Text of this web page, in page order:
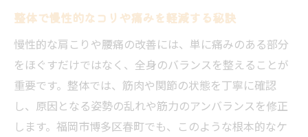
整体で慢性的なコリや痛みを軽減する秘訣
慢性的な肩こりや腰痛の改善には、単に痛みのある部分
をほぐすだけではなく、全身のバランスを整えることが
重要です。整体では、筋肉や関節の状態を丁寧に確認
し、原因となる姿勢の乱れや筋力のアンバランスを修正
します。福岡市博多区春町でも、このような根本的なケ